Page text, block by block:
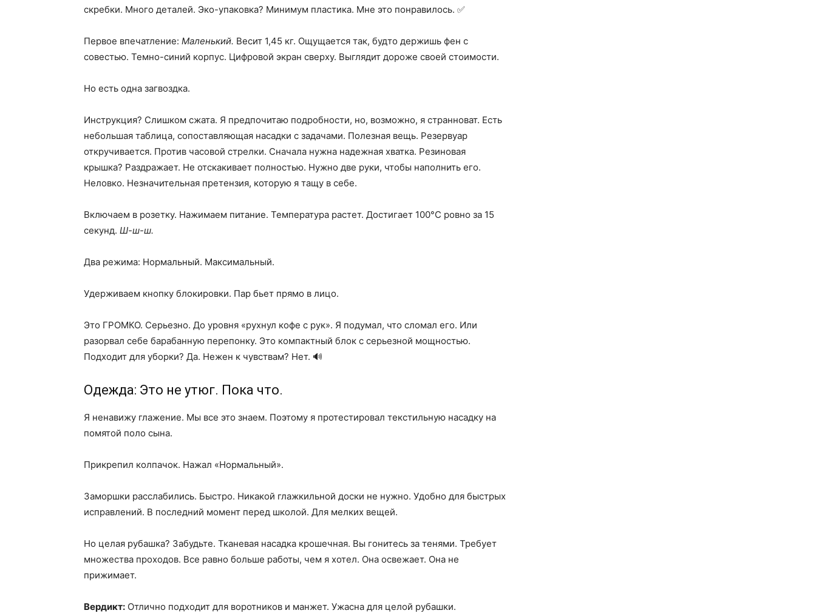
скребки. Много деталей. Эко-упаковка? Минимум пластика. Мне это понравилось. ✅
Первое впечатление: Маленький. Весит 1,45 кг. Ощущается так, будто держишь фен с
совестью. Темно-синий корпус. Цифровой экран сверху. Выглядит дороже своей стоимости.
Но есть одна загвоздка.
Инструкция? Слишком сжата. Я предпочитаю подробности, но, возможно, я странноват. Есть
небольшая таблица, сопоставляющая насадки с задачами. Полезная вещь. Резервуар
откручивается. Против часовой стрелки. Сначала нужна надежная хватка. Резиновая
крышка? Раздражает. Не отскакивает полностью. Нужно две руки, чтобы наполнить его.
Неловко. Незначительная претензия, которую я тащу в себе.
Включаем в розетку. Нажимаем питание. Температура растет. Достигает 100°C ровно за 15
секунд. Ш-ш-ш.
Два режима: Нормальный. Максимальный.
Удерживаем кнопку блокировки. Пар бьет прямо в лицо.
Это ГРОМКО. Серьезно. До уровня «рухнул кофе с рук». Я подумал, что сломал его. Или
разорвал себе барабанную перепонку. Это компактный блок с серьезной мощностью.
Подходит для уборки? Да. Нежен к чувствам? Нет. 🔊
Одежда: Это не утюг. Пока что.
Я ненавижу глажение. Мы все это знаем. Поэтому я протестировал текстильную насадку на
помятой поло сына.
Прикрепил колпачок. Нажал «Нормальный».
Заморшки расслабились. Быстро. Никакой глажкильной доски не нужно. Удобно для быстрых
исправлений. В последний момент перед школой. Для мелких вещей.
Но целая рубашка? Забудьте. Тканевая насадка крошечная. Вы гонитесь за тенями. Требует
множества проходов. Все равно больше работы, чем я хотел. Она освежает. Она не
прижимает.
Вердикт: Отлично подходит для воротников и манжет. Ужасна для целой рубашки.